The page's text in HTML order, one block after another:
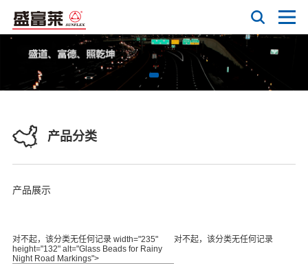
产品分类
产品展示
对不起，该分类无任何记录 width="235"
height="132" alt="Glass Beads for Rainy
Night Road Markings">
对不起，该分类无任何记录